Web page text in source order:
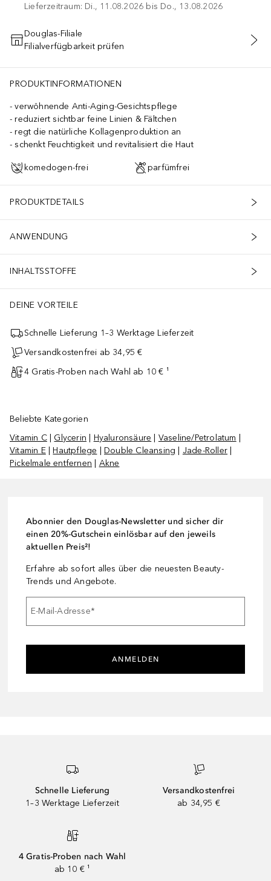
Lieferzeitraum: Di., 11.08.2026 bis Do., 13.08.2026
IN DEN WARENKORB
Douglas-Filiale
Filialverfügbarkeit prüfen
PRODUKTINFORMATIONEN
verwöhnende Anti-Aging-Gesichtspflege
reduziert sichtbar feine Linien & Fältchen
regt die natürliche Kollagenproduktion an
schenkt Feuchtigkeit und revitalisiert die Haut
komedogen-frei parfümfrei
PRODUKTDETAILS
ANWENDUNG
INHALTSSTOFFE
DEINE VORTEILE
Schnelle Lieferung 1–3 Werktage Lieferzeit
Versandkostenfrei ab 34,95 €
4 Gratis-Proben nach Wahl ab 10 € ¹
Beliebte Kategorien
Vitamin C| Glycerin Hyaluronsäure Vaseline/Petrolatum
Vitamin E|Hautpflege |Double Cleansing Jade-Roller
Pickelmale entfernen
Akne
Abonnier den Douglas-Newsletter und sicher dir
einen 20%-Gutschein einlösbar auf den jeweils
aktuellen Preis²!
Erfahre ab sofort alles über die neuesten Beauty-
Trends und Angebote.
E-Mail-Adresse*
ANMELDEN
Schnelle Lieferung
1–3 Werktage Lieferzeit
Versandkostenfrei
ab 34,95 €
4 Gratis-Proben nach Wahl
ab 10 € ¹